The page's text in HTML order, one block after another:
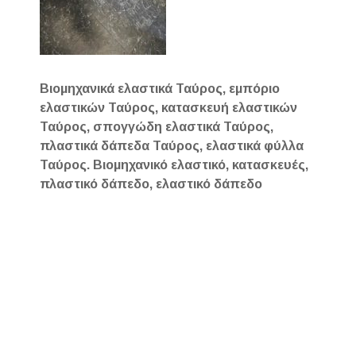
Βιομηχανικά ελαστικά Ταύρος, εμπόριο
ελαστικών Ταύρος, κατασκευή ελαστικών
Ταύρος, σπογγώδη ελαστικά Ταύρος,
πλαστικά δάπεδα Ταύρος, ελαστικά φύλλα
Ταύρος. Βιομηχανικό ελαστικό, κατασκευές,
πλαστικό δάπεδο, ελαστικό δάπεδο